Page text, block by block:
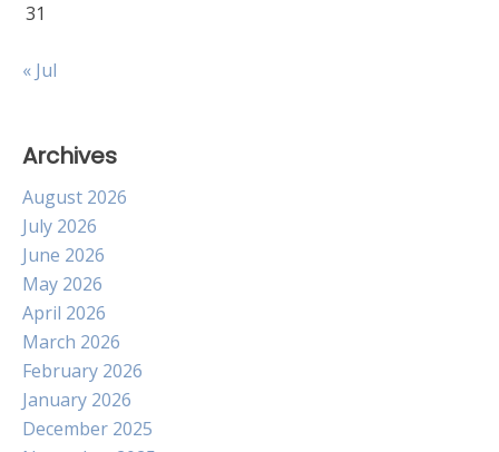
31
« Jul
Archives
August 2026
July 2026
June 2026
May 2026
April 2026
March 2026
February 2026
January 2026
December 2025